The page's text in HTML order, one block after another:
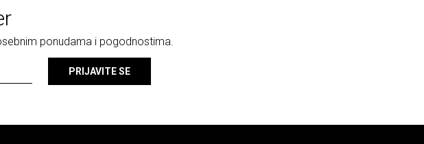
ponudama i pogodnostima.
PRIJAVITE SE